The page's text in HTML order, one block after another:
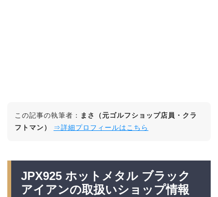
この記事の執筆者： まさ（元ゴルフショップ店員・クラ
フトマン）
⇒詳細プロフィールはこちら
JPX925 ホットメタル ブラック
アイアンの取扱いショップ情報